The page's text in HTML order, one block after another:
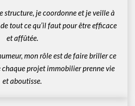
structure, je coordonne et je veille à
tout ce qu’il faut pour être efficace
et affûtée.
mon rôle est de faire briller ce
chaque projet immobilier prenne vie
et aboutisse.